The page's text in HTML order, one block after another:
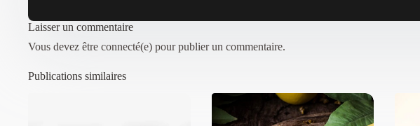
Laisser un commentaire
Vous devez être connecté(e) pour publier un commentaire.
Publications similaires